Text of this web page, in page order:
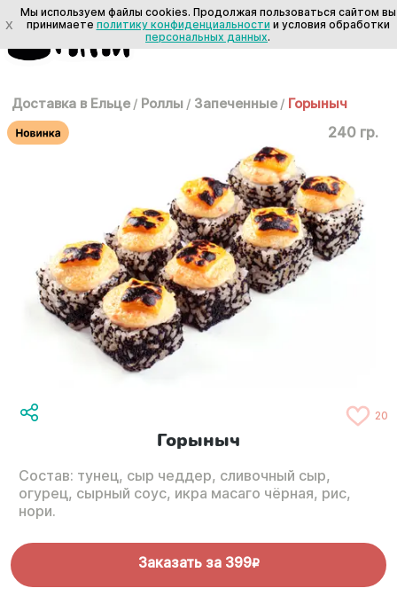
Доставка в Ельце / Роллы / Запеченные / Горыныч
240 гр.
20
Горыныч
Состав: тунец, сыр чеддер, сливочный сыр,
огурец, сырный соус, икра масаго чёрная, рис,
нори.
Заказать за 399R
X
Мы используем файлы cookies. Продолжая пользоваться сайтом вы
принимаете политику конфиденциальности и условия обработки
персональных данных.